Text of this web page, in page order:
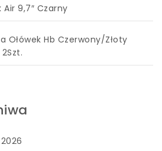
Air 9,7″ Czarny
Ołówek Hb Czerwony/Złoty